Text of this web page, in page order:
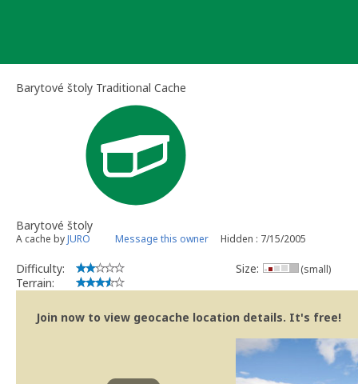
Barytové štoly Traditional Cache
Barytové štoly
A cache byJURO Message this owner Hidden : 7/15/2005
Difficulty:
Terrain:
Size: (small)
Join now to view geocache location details. It's free!